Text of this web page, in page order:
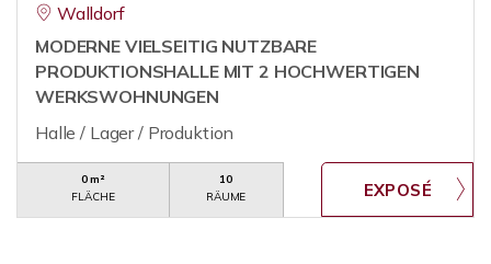
Walldorf
MODERNE VIELSEITIG NUTZBARE
PRODUKTIONSHALLE MIT 2 HOCHWERTIGEN
WERKSWOHNUNGEN
Halle / Lager / Produktion
0 m²
FLÄCHE
10
RÄUME